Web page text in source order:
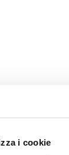
i cookie